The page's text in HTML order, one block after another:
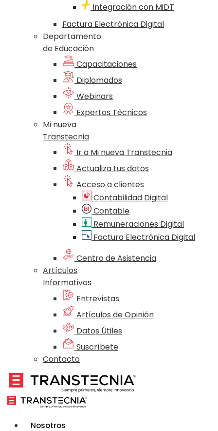
Integración con MiDT
Factura Electrónica Digital
Departamento
de Educación
Capacitaciones
Diplomados
Webinars
Expertos Técnicos
Mi nueva
Transtecnia
Ir a Mi nueva Transtecnia
Actualiza tus datos
Acceso a clientes
Contabilidad Digital
Contable
Remuneraciones Digital
Factura Electrónica Digital
Centro de Asistencia
Artículos
Informativos
Entrevistas
Artículos de Opinión
Datos Útiles
Suscríbete
Contacto
Nosotros